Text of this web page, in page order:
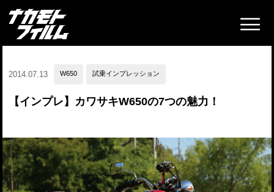
2014.07.13 W650 試乗インプレッション
【インプレ】カワサキW650の7つの魅力！